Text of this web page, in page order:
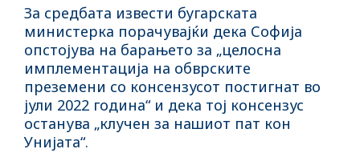
За средбата извести бугарската
министерка порачувајќи дека Софија
опстојува на барањето за „целосна
имплементација на обврските
преземени со консензусот постигнат во
јули 2022 година“ и дека тој консензус
останува „клучен за нашиот пат кон
Унијата“.